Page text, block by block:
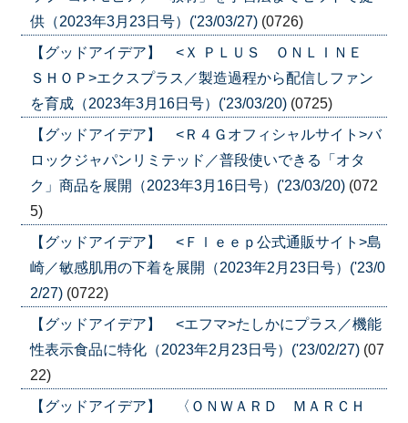
供（2023年3月23日号）('23/03/27) (0726)
【グッドアイデア】 <Ｘ ＰＬＵＳ ＯＮＬＩＮＥ
ＳＨＯＰ>エクスプラス／製造過程から配信しファン
を育成（2023年3月16日号）('23/03/20) (0725)
【グッドアイデア】 <Ｒ４Ｇオフィシャルサイト>バ
ロックジャパンリミテッド／普段使いできる「オタ
ク」商品を展開（2023年3月16日号）('23/03/20) (072
5)
【グッドアイデア】 <Ｆｌｅｅｐ公式通販サイト>島
崎／敏感肌用の下着を展開（2023年2月23日号）('23/0
2/27) (0722)
【グッドアイデア】 <エフマ>たしかにプラス／機能
性表示食品に特化（2023年2月23日号）('23/02/27) (07
22)
【グッドアイデア】 〈ＯＮＷＡＲＤ ＭＡＲＣＨ